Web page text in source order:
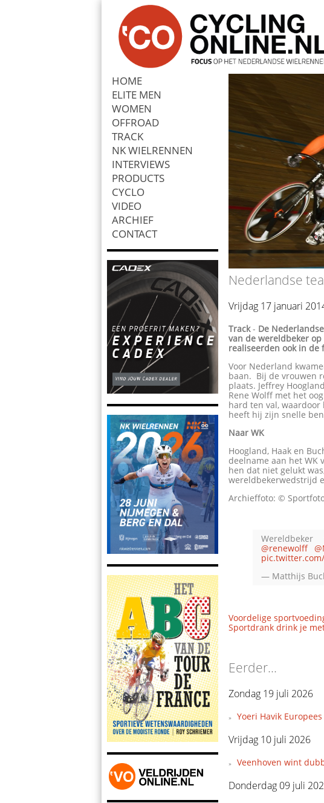
HOME
ELITE MEN
WOMEN
OFFROAD
TRACK
NK WIELRENNEN
INTERVIEWS
PRODUCTS
CYCLO
VIDEO
ARCHIEF
CONTACT
Zoek
Nederlandse
Vrijdag 17 januari
Track- De
van de wereldbeker
realiseerden ook in de
Voor Nederland
baan. Bij de vrouwen
plaats. Jeffrey
Rene Wolff met het
hard ten val,
heeft hij zijn snelle
Naar WK
Hoogland, Haak en
deelname aan het WK
hen dat niet gelukt
wereldbekerwedstrijd
Archieffoto: ©
@renewolff
— Matthijs
Voordelige
Sportdrank drink je
Eerder...
Zondag 19 juli 2026
Yoeri Havik
Vrijdag 10 juli 2026
Veenhoven wint
Donderdag 09 juli